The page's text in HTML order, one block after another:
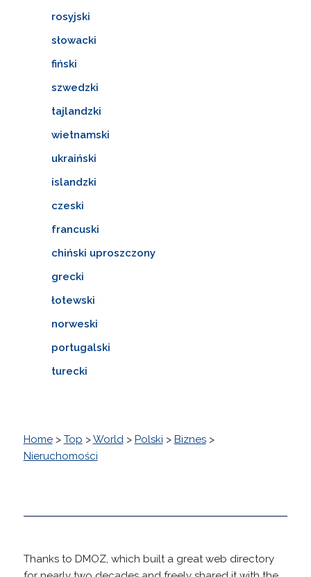
rosyjski
słowacki
fiński
szwedzki
tajlandzki
wietnamski
ukraiński
islandzki
czeski
francuski
chiński uproszczony
grecki
łotewski
norweski
portugalski
turecki
Home> Top >World> Polski > Biznes>
Nieruchomości
Thanks to DMOZ, which built a great web directory